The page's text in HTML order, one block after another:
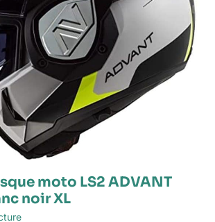
moto LS2 ADVANT
noir XL